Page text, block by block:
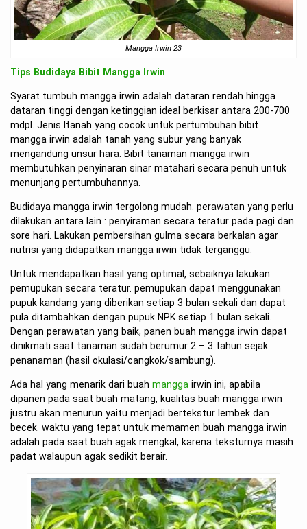
Mangga Irwin 23
Tips Budidaya Bibit Mangga Irwin
Syarat tumbuh mangga irwin adalah dataran rendah hingga
dataran tinggi dengan ketinggian ideal berkisar antara 200-700
mdpl. Jenis ltanah yang cocok untuk pertumbuhan bibit
mangga irwin adalah tanah yang subur yang banyak
mengandung unsur hara. Bibit tanaman mangga irwin
membutuhkan penyinaran sinar matahari secara penuh untuk
menunjang pertumbuhannya.
Budidaya mangga irwin tergolong mudah. perawatan yang perlu
dilakukan antara lain : penyiraman secara teratur pada pagi dan
sore hari. Lakukan pembersihan gulma secara berkalan agar
nutrisi yang didapatkan mangga irwin tidak terganggu.
Untuk mendapatkan hasil yang optimal, sebaiknya lakukan
pemupukan secara teratur. pemupukan dapat menggunakan
pupuk kandang yang diberikan setiap 3 bulan sekali dan dapat
pula ditambahkan dengan pupuk NPK setiap 1 bulan sekali.
Dengan perawatan yang baik, panen buah mangga irwin dapat
dinikmati saat tanaman sudah berumur 2 – 3 tahun sejak
penanaman (hasil okulasi/cangkok/sambung).
Ada hal yang menarik dari buah mangga irwin ini, apabila
dipanen pada saat buah matang, kualitas buah mangga irwin
justru akan menurun yaitu menjadi bertekstur lembek dan
becek. waktu yang tepat untuk memamen buah mangga irwin
adalah pada saat buah agak mengkal, karena teksturnya masih
padat walaupun agak sedikit berair.